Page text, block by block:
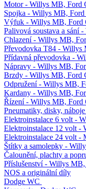
Motor - Willys MB, Ford
Spojka - Willys MB, Ford
Výfuk - Willys MB, Ford
Palivová soustava a sání
Chlazení - Willys MB,
Převodovka T84 - Willys
Přídavná převodovka -
Nápravy - Willys MB,
Brzdy - Willys MB, Ford
Odpružení - Willys MB,
Kardany - Willys MB,
Řízení - Willys MB, Ford
Pneumatiky, disky,
Elektroinstalace 6 volt -
Elektroinstalace 12 volt
Elektroinstalace 24 volt -
Štítky a samolepky -
Čalounění, plachty a
Příslušenství - Willys
NOS a originální díly
Dodge WC